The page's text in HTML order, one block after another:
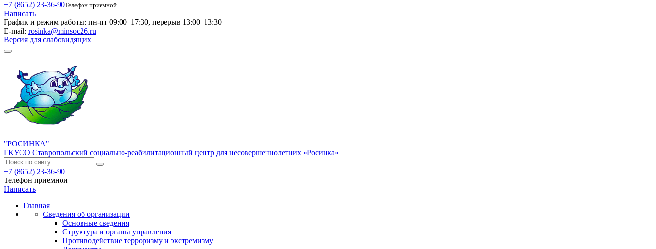
+7 (8652) 23-36-90Телефон приемной
Написать
График и режим работы: пн-пт 09:00–17:30, перерыв 13:00–13:30
E-mail: rosinka@minsoc26.ru
Версия для слабовидящих
"РОСИНКА"
ГКУСО Ставропольский социально-реабилитационный центр для несовершеннолетних «Росинка»
+7 (8652) 23-36-90
Телефон приемной
Написать
Главная
Сведения об организации
Основные сведения
Структура и органы управления
Противодействие терроризму и экстремизму